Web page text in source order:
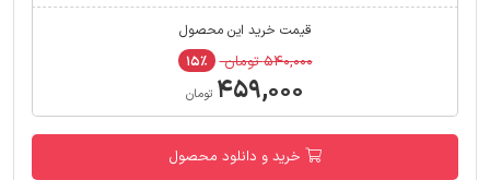
قیمت خرید این محصول
۵۴۰,۰۰۰ تومان ۱۵٪
۴۵۹,۰۰۰ تومان
خرید و دانلود محصول